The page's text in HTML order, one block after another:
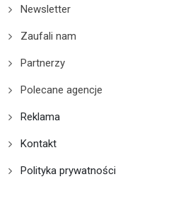
Newsletter
Zaufali nam
Partnerzy
Polecane agencje
Reklama
Kontakt
Polityka prywatności